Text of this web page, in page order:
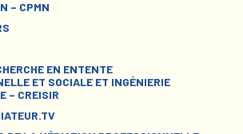
– CPMN
EN ENTENTE
ET SOCIALE ET INGÉNIERIE
– CREISIR